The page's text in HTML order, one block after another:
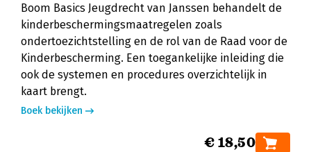
Boom Basics Jeugdrecht van Janssen behandelt de
kinderbeschermingsmaatregelen zoals
ondertoezichtstelling en de rol van de Raad voor de
Kinderbescherming. Een toegankelijke inleiding die
ook de systemen en procedures overzichtelijk in
kaart brengt.
Boek bekijken
€ 18,50